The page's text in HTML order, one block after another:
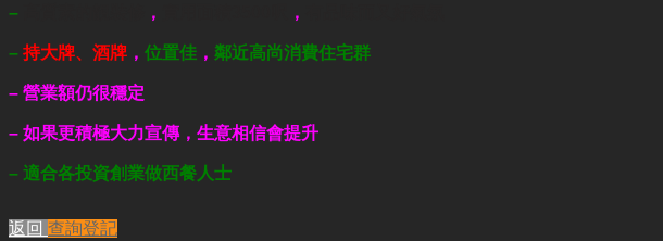
– ， ，
– 持大牌、酒牌 ， 位置佳 ， 鄰近高尚消費住宅群
– 營業額仍很穩定
– 如果更積極大力宣傳，生意相信會提升
– 適合各投資創業做西餐人士
返回 查詢登記